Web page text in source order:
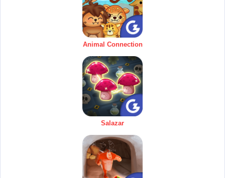
Animal Connection
Salazar